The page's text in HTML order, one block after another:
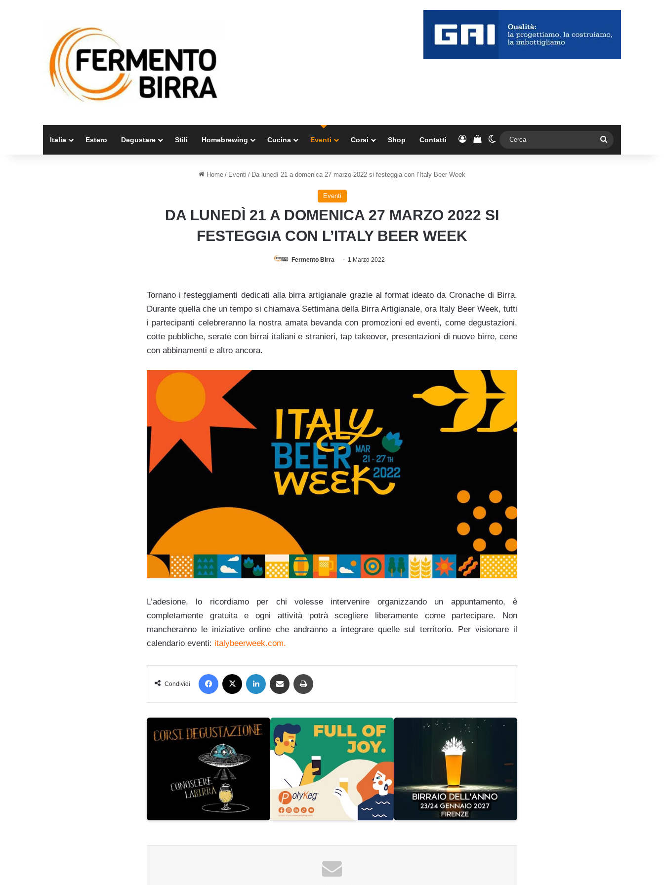
Italia Estero Degustare Stili Homebrewing Cucina Eventi Corsi Shop Contatti AccediVedi il carrello
Cambia aspetto
Home / Eventi / Da lunedì 21 a domenica 27 marzo 2022 si festeggia con l’Italy Beer Week
Eventi
DA LUNEDÌ 21 A DOMENICA 27 MARZO 2022 SI
FESTEGGIA CON L’ITALY BEER WEEK
Fermento Birra 1 Marzo 2022
Tornano i festeggiamenti dedicati alla birra artigianale grazie al format ideato da Cronache di Birra.
Durante quella che un tempo si chiamava Settimana della Birra Artigianale, ora Italy Beer Week, tutti
i partecipanti celebreranno la nostra amata bevanda con promozioni ed eventi, come degustazioni,
cotte pubbliche, serate con birrai italiani e stranieri, tap takeover, presentazioni di nuove birre, cene
con abbinamenti e altro ancora.
L’adesione, lo ricordiamo per chi volesse intervenire organizzando un appuntamento, è
completamente gratuita e ogni attività potrà scegliere liberamente come partecipare. Non
mancheranno le iniziative online che andranno a integrare quelle sul territorio. Per visionare il
calendario eventi: italybeerweek.com.
Condividi
Facebook LinkedIn Condividi via mail